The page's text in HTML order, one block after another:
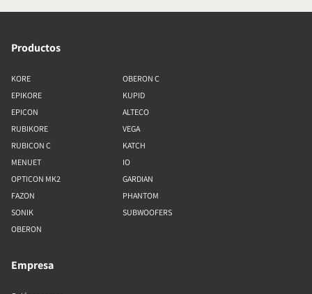
Productos
KORE
EPIKORE
EPICON
RUBIKORE
RUBICON C
MENUET
OPTICON MK2
FAZON
SONIK
OBERON
OBERON C
KUPID
ALTECO
VEGA
KATCH
IO
GARDIAN
PHANTOM
SUBWOOFERS
Empresa